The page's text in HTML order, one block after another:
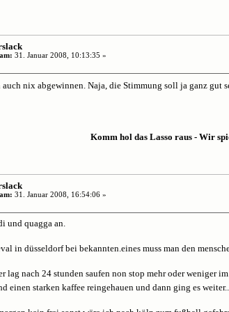
31. Januar 2008, 10:13:35 »
auch nix abgewinnen. Naja, die Stimmung soll ja ganz gut
Komm hol das Lasso raus - Wir spielen
31. Januar 2008, 16:54:06 »
und quagga an.
in düsseldorf bei bekannten.eines muss man den
lag nach 24 stunden saufen non stop mehr oder weniger
einen starken kaffee reingehauen und dann ging es